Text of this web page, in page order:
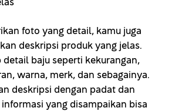
foto yang detail, kamu juga
deskripsi produk yang jelas.
detail baju seperti kekurangan,
warna, merk, dan sebagainya.
deskripsi dengan padat dan
yang disampaikan bisa